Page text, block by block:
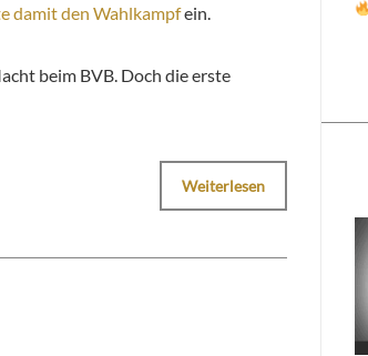
damit den Wahlkampfein.
beim BVB. Doch die erste
Weiterlesen